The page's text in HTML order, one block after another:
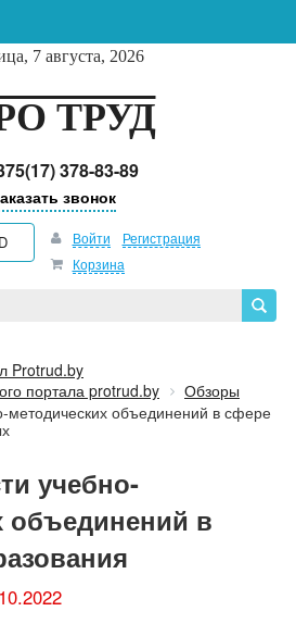
7 августа, 2026
ТРУД
378-83-89
звонок
Войти
Регистрация
Корзина
Protrud.by
портала protrud.by
Обзоры
методических объединений в сфере
учебно-
объединений в